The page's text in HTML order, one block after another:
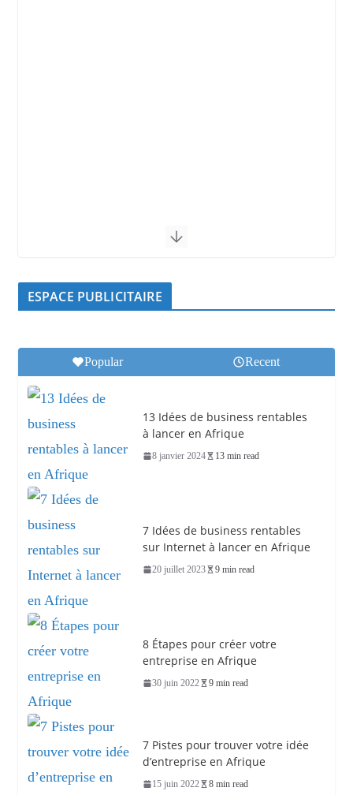
ESPACE PUBLICITAIRE
Popular Recent
13 Idées de business rentables
à lancer en Afrique
8 janvier 2024 13 min read
7 Idées de business rentables
sur Internet à lancer en Afrique
20 juillet 2023 9 min read
8 Étapes pour créer votre
entreprise en Afrique
30 juin 2022 9 min read
7 Pistes pour trouver votre idée
d’entreprise en Afrique
15 juin 2022 8 min read